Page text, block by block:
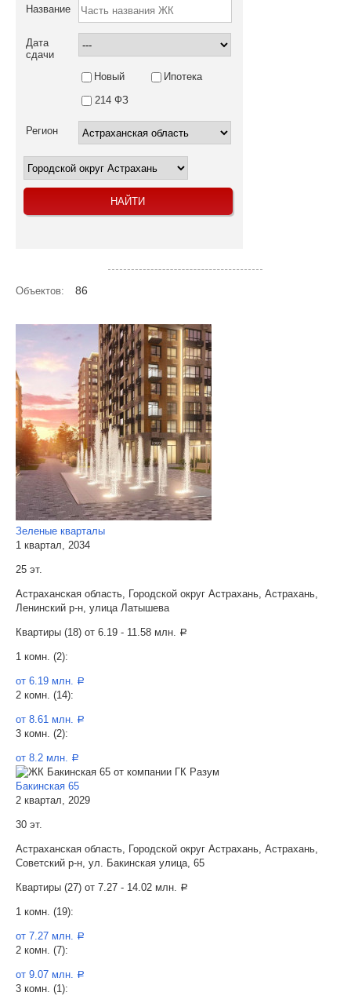
Название
Дата
сдачи
Новый
Ипотека
214 ФЗ
Регион
Объектов: 86
Зеленые кварталы
1 квартал, 2034
25 эт.
Астраханская область, Городской округ Астрахань, Астрахань,
Ленинский р-н, улица Латышева
Квартиры (18) от 6.19 - 11.58 млн. a
1 комн. (2):
от 6.19 млн. a
2 комн. (14):
от 8.61 млн. a
3 комн. (2):
от 8.2 млн. a
Бакинская 65
2 квартал, 2029
30 эт.
Астраханская область, Городской округ Астрахань, Астрахань,
Советский р-н, ул. Бакинская улица, 65
Квартиры (27) от 7.27 - 14.02 млн. a
1 комн. (19):
от 7.27 млн. a
2 комн. (7):
от 9.07 млн. a
3 комн. (1):